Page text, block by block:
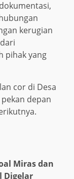
kerugian
pihak yang
cor di Desa
depan
Miras dan
Digelar